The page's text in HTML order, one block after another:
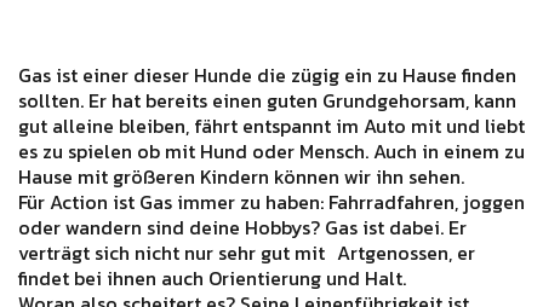
Gas ist einer dieser Hunde die zügig ein zu Hause finden
sollten. Er hat bereits einen guten Grundgehorsam, kann
gut alleine bleiben, fährt entspannt im Auto mit und liebt
es zu spielen ob mit Hund oder Mensch. Auch in einem zu
Hause mit größeren Kindern können wir ihn sehen.
Für Action ist Gas immer zu haben: Fahrradfahren, joggen
oder wandern sind deine Hobbys? Gas ist dabei. Er
verträgt sich nicht nur sehr gut mit Artgenossen, er
findet bei ihnen auch Orientierung und Halt.